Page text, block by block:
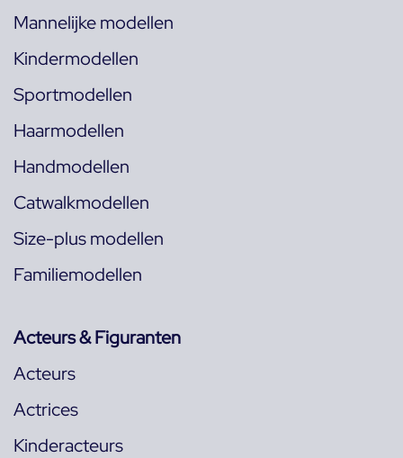
Mannelijke modellen
Kindermodellen
Sportmodellen
Haarmodellen
Handmodellen
Catwalkmodellen
Size-plus modellen
Familiemodellen
Acteurs & Figuranten
Acteurs
Actrices
Kinderacteurs